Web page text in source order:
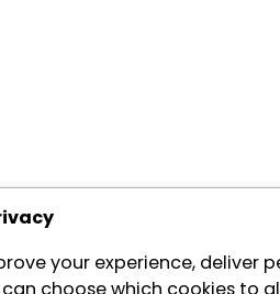
your experience, deliver
choose which cookies to